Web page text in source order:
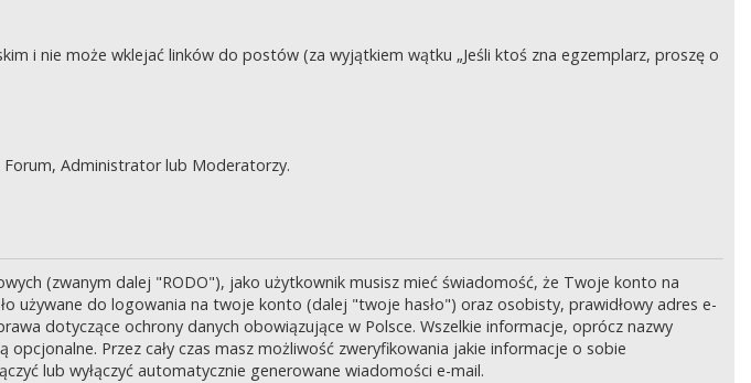
i nie może wklejać linków do postów (za wyjątkiem wątku „Jeśli ktoś zna egzemplarz, proszę o
Administrator lub Moderatorzy.
(zwanym dalej "RODO"), jako użytkownik musisz mieć świadomość, że Twoje konto na
używane do logowania na twoje konto (dalej "twoje hasło") oraz osobisty, prawidłowy adres e-
dotyczące ochrony danych obowiązujące w Polsce. Wszelkie informacje, oprócz nazwy
Przez cały czas masz możliwość zweryfikowania jakie informacje o sobie
lub wyłączyć automatycznie generowane wiadomości e-mail.